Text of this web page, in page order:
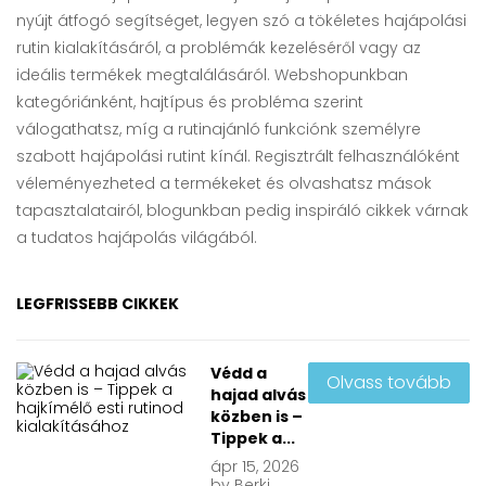
nyújt átfogó segítséget, legyen szó a tökéletes hajápolási
rutin kialakításáról, a problémák kezeléséről vagy az
ideális termékek megtalálásáról. Webshopunkban
kategóriánként, hajtípus és probléma szerint
válogathatsz, míg a rutinajánló funkciónk személyre
szabott hajápolási rutint kínál. Regisztrált felhasználóként
véleményezheted a termékeket és olvashatsz mások
tapasztalatairól, blogunkban pedig inspiráló cikkek várnak
a tudatos hajápolás világából.
LEGFRISSEBB CIKKEK
Védd a
hajad alvás
közben is –
Tippek a...
ápr15, 2026
Olvass tovább